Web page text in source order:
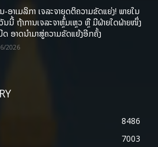
-ອາເມລິກາ ເຈລະຈາຍຸດຕິຄວາມຂັດແຍ່ງ! ພາຍໃນ
ນນີ້ ຖ້າການເຈລະຈາຫຼົ້ມເຫຼວ ຫຼື ມີຝ່າຍໃດຝ່າຍໜຶ່ງ
ດ ອາດນໍາມາສູ່ຄວາມຂັດແຍ້ງອີກຄັ້ງ
2026
8486
7003